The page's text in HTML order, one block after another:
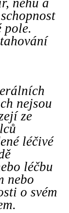
něhu a
pole.
nejsou
ze
léčivé
léčbu
nebo
o svém